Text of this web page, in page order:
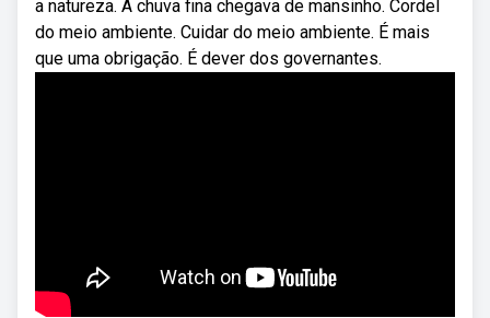
a natureza. A chuva fina chegava de mansinho. Cordel
do meio ambiente. Cuidar do meio ambiente. É mais
que uma obrigação. É dever dos governantes.